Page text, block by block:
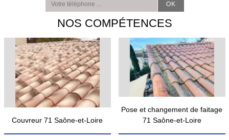
NOS COMPÉTENCES
Couvreur 71 Saône-et-Loire
Pose et changement de faitage
71 Saône-et-Loire